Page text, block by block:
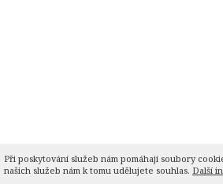
Při poskytování služeb nám pomáhají soubory
našich služeb nám k tomu udělujete souhlas. Další